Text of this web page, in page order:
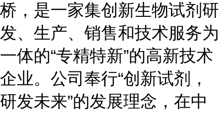
桥，是一家集创新生物试剂研
发、生产、销售和技术服务为
一体的“专精特新”的高新技术
企业。公司奉行“创新试剂，
研发未来”的发展理念，在中